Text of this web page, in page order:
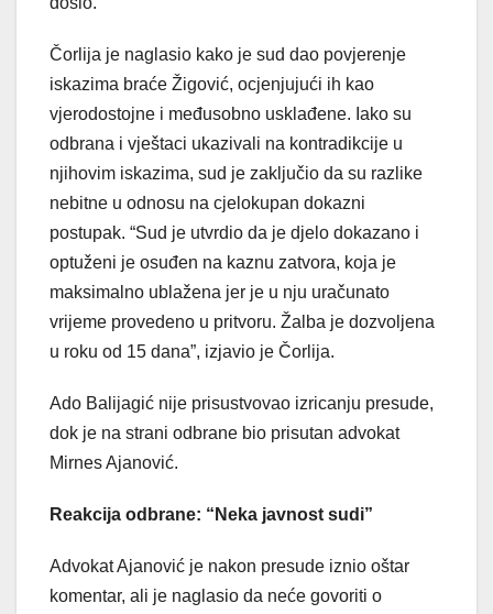
Čorlija je naglasio kako je sud dao povjerenje
iskazima braće Žigović, ocjenjujući ih kao
vjerodostojne i međusobno usklađene. Iako su
odbrana i vještaci ukazivali na kontradikcije u
njihovim iskazima, sud je zaključio da su razlike
nebitne u odnosu na cjelokupan dokazni
postupak. “Sud je utvrdio da je djelo dokazano i
optuženi je osuđen na kaznu zatvora, koja je
maksimalno ublažena jer je u nju uračunato
vrijeme provedeno u pritvoru. Žalba je dozvoljena
u roku od 15 dana”, izjavio je Čorlija.
Ado Balijagić nije prisustvovao izricanju presude,
dok je na strani odbrane bio prisutan advokat
Mirnes Ajanović.
Reakcija odbrane: “Neka javnost sudi”
Advokat Ajanović je nakon presude iznio oštar
komentar, ali je naglasio da neće govoriti o